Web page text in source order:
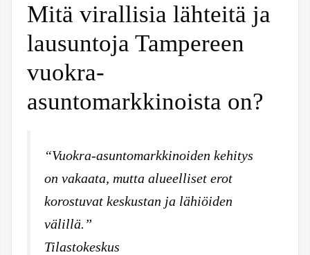
Mitä virallisia lähteitä ja
lausuntoja Tampereen
vuokra-
asuntomarkkinoista on?
“Vuokra-asuntomarkkinoiden kehitys
on vakaata, mutta alueelliset erot
korostuvat keskustan ja lähiöiden
välillä.”
Tilastokeskus